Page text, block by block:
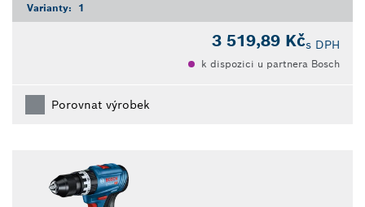
Varianty: 1
3 519,89 Kčs DPH
k dispozici u partnera Bosch
Porovnat výrobek